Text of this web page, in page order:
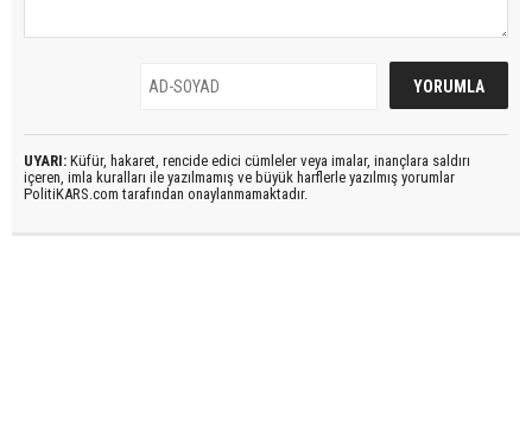
UYARI: Küfür, hakaret, rencide edici cümleler veya imalar, inançlara saldırı
içeren, imla kuralları ile yazılmamış ve büyük harflerle yazılmış yorumlar
PolitiKARS.com tarafından onaylanmamaktadır.